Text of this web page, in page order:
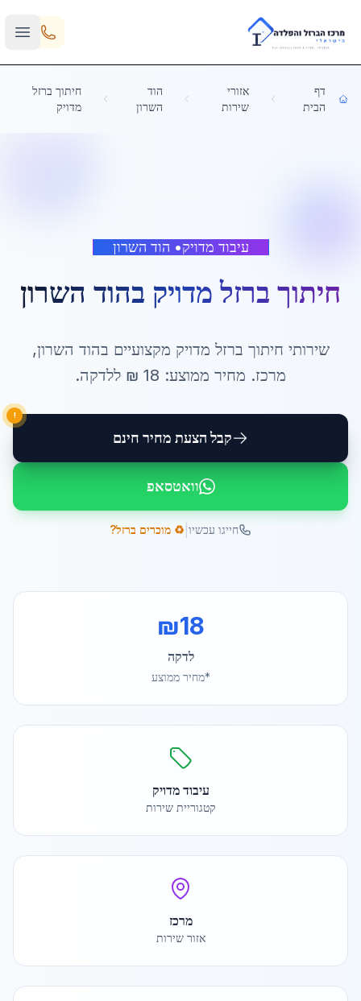
Skip to main content
דף
הבית
אזורי
שירות
הוד
השרון
חיתוך ברזל
מדויק
עיבוד מדויק• הוד השרון
חיתוך ברזל מדויק בהוד השרון
שירותי חיתוך ברזל מדויק מקצועיים בהוד השרון,
מרכז. מחיר ממוצע: 18 ₪ ללדקה.
קבל הצעת מחיר חינם
!
וואטסאפ
חייגו עכשיו ♻️ מוכרים ברזל?
₪18
לדקה
*מחיר ממוצע
עיבוד מדויק
קטגוריית שירות
מרכז
אזור שירות